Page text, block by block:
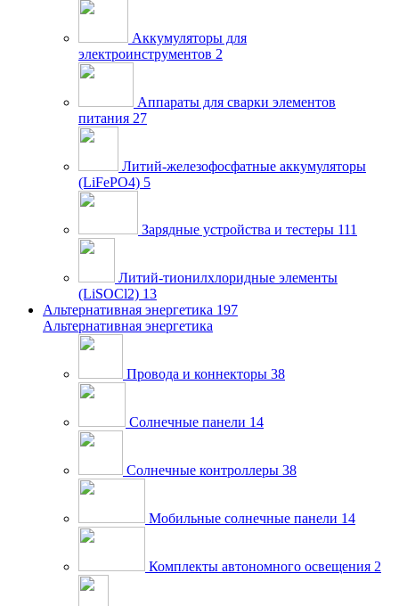
Аккумуляторы для
электроинструментов 2
Аппараты для сварки элементов
питания 27
Литий-железофосфатные аккумуляторы
(LiFePO4) 5
Зарядные устройства и тестеры 111
Литий-тионилхлоридные элементы
(LiSOCl2) 13
Альтернативная энергетика 197
Альтернативная энергетика
Провода и коннекторы 38
Солнечные панели 14
Солнечные контроллеры 38
Мобильные солнечные панели 14
Комплекты автономного освещения 2